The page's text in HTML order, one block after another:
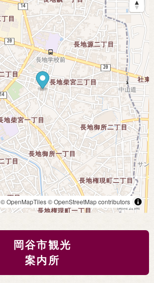
© OpenMapTiles© OpenStreetMap contributors
岡谷市観光
案内所